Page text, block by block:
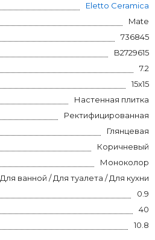
Eletto Ceramica
Mate
736845
B2729615
7.2
15x15
Настенная плитка
Ректифицированная
Глянцевая
Коричневый
Моноколор
Для ванной / Для туалета / Для кухни
0.9
40
10.8